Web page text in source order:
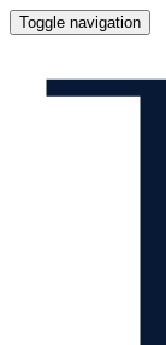
Toggle navigation